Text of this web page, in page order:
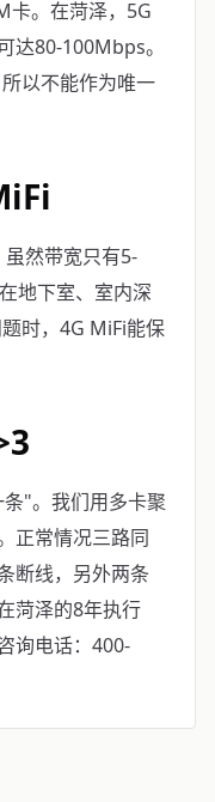
卡。在菏泽，5G
达80-100Mbps。
以不能作为唯一
然带宽只有5-
地下室、室内深
时，4G MiFi能保
"。我们用多卡聚
正常情况三路同
断线，另外两条
菏泽的8年执行
询电话：400-